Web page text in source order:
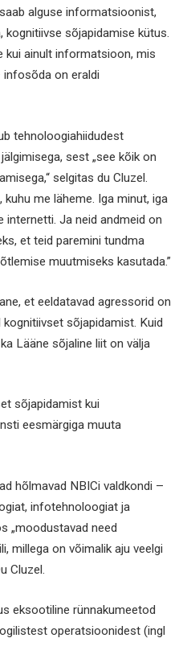
alguse informatsioonist,
kognitiivse sõjapidamise kütus.
kui ainult informatsioon, mis
on eraldi
tehnoloogiahiidudest
sest „see kõik on
selgitas du Cluzel.
me läheme. Iga minut, iga
internetti. Ja neid andmeid on
et teid paremini tundma
muutmiseks kasutada.”
et eeldatavad agressorid on
sõjapidamist. Kuid
Lääne sõjaline liit on välja
sõjapidamist kui
eesmärgiga muuta
hõlmavad NBICi valdkondi –
infotehnoloogiat ja
„moodustavad need
millega on võimalik aju veelgi
Cluzel.
eksootiline rünnakumeetod
operatsioonidest (ingl